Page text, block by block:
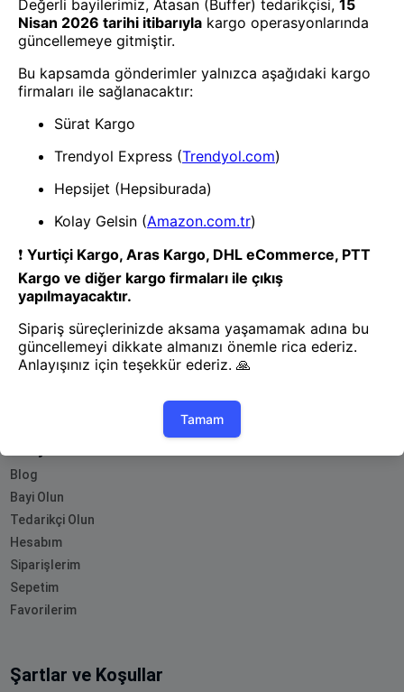
daha etkili ve verimli bir şekilde
yönetin!
Uygulamayı İndir Uygulamayı İndir
Hakkımızda
Akademi
Yete Import
Yete Cargo
Blog
Bayi Olun
Tedarikçi Olun
Hesabım
Siparişlerim
Sepetim
Favorilerim
Şartlar ve Koşullar